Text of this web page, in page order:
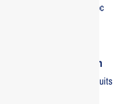
partout au Maroc
Garantie 1 an
Sur tous nos produits